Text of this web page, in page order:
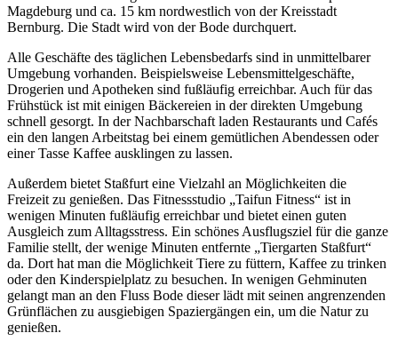
Magdeburg und ca. 15 km nordwestlich von der Kreisstadt
Bernburg. Die Stadt wird von der Bode durchquert.
Alle Geschäfte des täglichen Lebensbedarfs sind in unmittelbarer
Umgebung vorhanden. Beispielsweise Lebensmittelgeschäfte,
Drogerien und Apotheken sind fußläufig erreichbar. Auch für das
Frühstück ist mit einigen Bäckereien in der direkten Umgebung
schnell gesorgt. In der Nachbarschaft laden Restaurants und Cafés
ein den langen Arbeitstag bei einem gemütlichen Abendessen oder
einer Tasse Kaffee ausklingen zu lassen.
Außerdem bietet Staßfurt eine Vielzahl an Möglichkeiten die
Freizeit zu genießen. Das Fitnessstudio „Taifun Fitness“ ist in
wenigen Minuten fußläufig erreichbar und bietet einen guten
Ausgleich zum Alltagsstress. Ein schönes Ausflugsziel für die ganze
Familie stellt, der wenige Minuten entfernte „Tiergarten Staßfurt“
da. Dort hat man die Möglichkeit Tiere zu füttern, Kaffee zu trinken
oder den Kinderspielplatz zu besuchen. In wenigen Gehminuten
gelangt man an den Fluss Bode dieser lädt mit seinen angrenzenden
Grünflächen zu ausgiebigen Spaziergängen ein, um die Natur zu
genießen.